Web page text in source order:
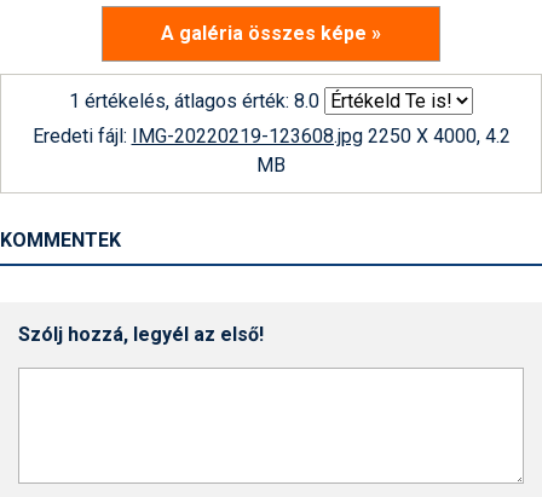
A galéria összes képe »
1 értékelés, átlagos érték: 8.0
Eredeti fájl: IMG-20220219-123608.jpg2250 X 4000, 4.2
MB
KOMMENTEK
Szólj hozzá, legyél az első!